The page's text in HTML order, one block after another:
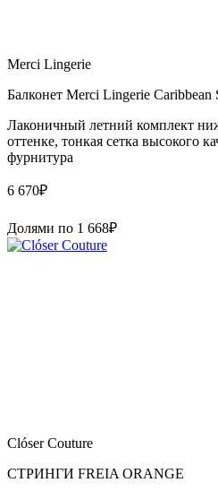
Merci Lingerie
Балконет Merci Lingerie Caribbean
Лаконичный летний комплект
оттенке, тонкая сетка высокого
фурнитура
6 670₽
Долями по 1 668₽
Clóser Couture
СТРИНГИ FREIA ORANGE